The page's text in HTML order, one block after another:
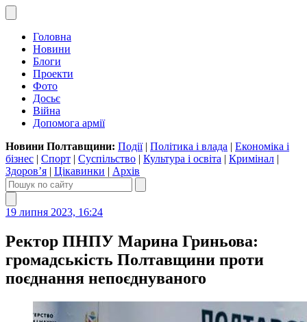
Головна
Новини
Блоги
Проекти
Фото
Досьє
Війна
Допомога армії
Новини Полтавщини: Події| Політика і влада | Економіка і
бізнес | Спорт | Суспільство | Культура і освіта | Кримінал |
Здоров’я | Цікавинки | Архів
19 липня 2023, 16:24
Ректор ПНПУ Марина Гриньова:
громадськість Полтавщини проти
поєднання непоєднуваного